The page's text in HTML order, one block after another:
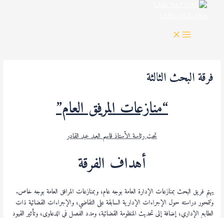
فرقة البحث الثالثة
“منازعات المرفق العام”
تحت رئاسة الأستاذ قاسم العيد عبد القادر
أهداف الفرقة
يهتم فريق البحث بمنازعات الإدارة العامة بوجه عام، وبمنازعات المرافق العامة بوجه خاص.
وتتمحور دراسته حول الإجراءات الإدارية السابقة على التقاضي، والإجراءات القضائية ذات
الطابع الإداري، إضافة إلى تحديث المنظومة القضائية، ومدد الفصل في الدعاوى، وتأثير القيود